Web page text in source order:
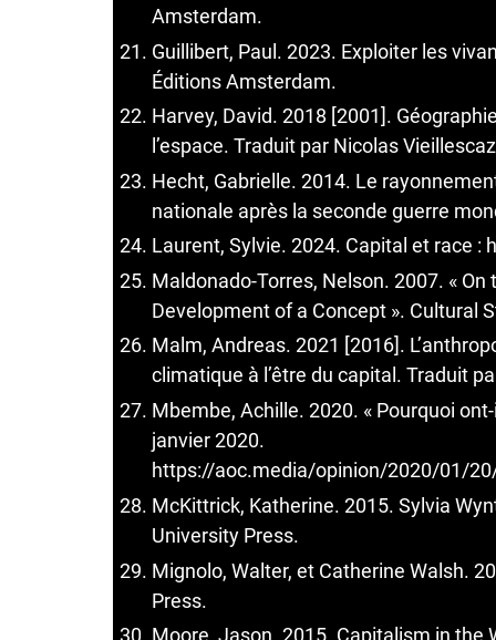
Amsterdam.
Guillibert, Paul. 2023. Exploiter les
Éditions Amsterdam.
Harvey, David. 2018 [2001].
l’espace. Traduit par Nicolas
Hecht, Gabrielle. 2014. Le
nationale après la seconde guerre
Laurent, Sylvie. 2024. Capital et race :
Maldonado-Torres, Nelson. 2007. «
Development of a Concept ». Cultural
Malm, Andreas. 2021 [2016].
climatique à l’être du capital. Traduit
Mbembe, Achille. 2020. « Pourquoi
janvier 2020.
https://aoc.media/opinion/2020/01/
McKittrick, Katherine. 2015. Sylvia
University Press.
Mignolo, Walter, et Catherine Walsh.
Press.
Moore, Jason. 2015. Capitalism in the